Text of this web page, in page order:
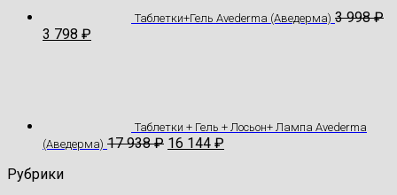
Таблетки+Гель Avederma (Аведерма) 3 998₽
3 798 ₽
Таблетки + Гель + Лосьон+ Лампа Avederma
(Аведерма) 17 938₽ 16 144 ₽
Рубрики